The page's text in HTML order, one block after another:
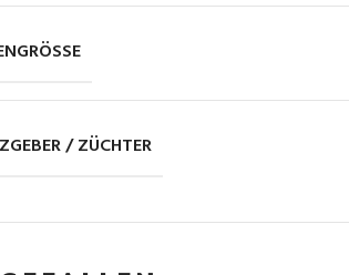
/ ZÜCHTER